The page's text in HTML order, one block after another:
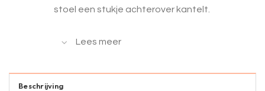
stoel een stukje achterover kantelt.
Lees meer
Beschrijving